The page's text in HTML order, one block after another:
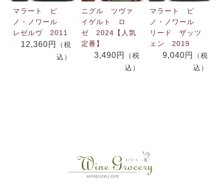
マラート ピ
ノ・ノワール
レゼルヴ 2011
12,360円
（税
込）
ニグル ツヴァ
イゲルト ロ
ゼ 2024【人気
定番】
3,490円
（税
込）
マラート ピ
ノ・ノワール
リード ザッツ
ェン 2019
9,040円
（税
込）